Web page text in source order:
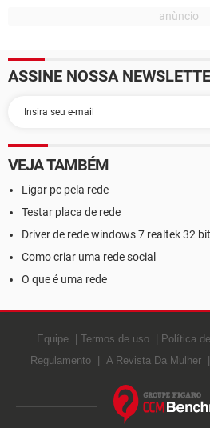
ASSINE NOSSA
VEJA TAMBÉM
Ligar pc pela rede
Testar placa de rede
Driver de rede windows 7 realtek 32
Como criar uma rede social
O que é uma rede
Equipe Termos de uso Política
Regulamento
A Revista Da Mulher